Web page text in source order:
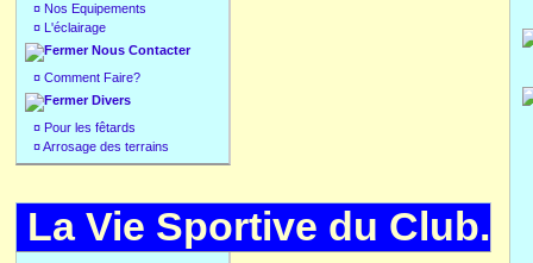
¤ Nos Equipements
¤ L'éclairage
Nous Contacter
¤ Comment Faire?
Divers
¤ Pour les fêtards
¤Arrosage des terrains
La Vie Sportive du Club.